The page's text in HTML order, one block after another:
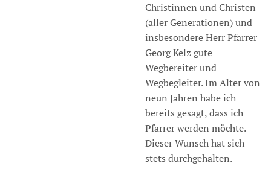
Christinnen und Christen
(aller Generationen) und
insbesondere Herr Pfarrer
Georg Kelz gute
Wegbereiter und
Wegbegleiter. Im Alter von
neun Jahren habe ich
bereits gesagt, dass ich
Pfarrer werden möchte.
Dieser Wunsch hat sich
stets durchgehalten.